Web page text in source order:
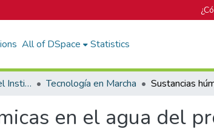
All of DSpace Statistics
Portal de Revistas del Instituto Tecnológico de Costa Rica Tecnología en Marcha
en el agua del